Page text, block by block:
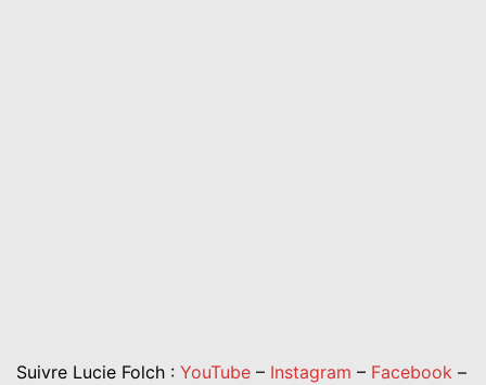
Suivre Lucie Folch : YouTube – Instagram – Facebook –